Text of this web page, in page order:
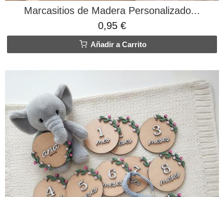
Marcasitios de Madera Personalizado...
0,95 €
Añadir a Carrito